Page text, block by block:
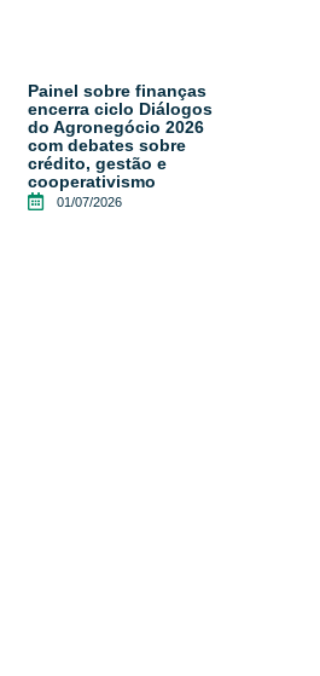
Painel sobre finanças
encerra ciclo Diálogos
do Agronegócio 2026
com debates sobre
crédito, gestão e
cooperativismo
01/07/2026